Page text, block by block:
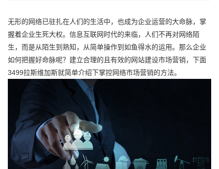
无形的网络已驻扎在人们的生活中，也成为企业运营的大命脉，掌
握着企业生死大权。信息互联网时代的来临，人们不再对网络陌
生，而是从陌生到熟知，从简单操作到如鱼得水的运用。那么企业
如何把握好命脉呢？建立合理的且有效的网站建设市场营销，下面
3499拉斯维加斯就简单介绍下掌控网络市场营销的方法。